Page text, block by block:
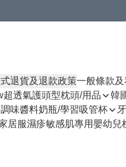
退貨及退款政策一般條款
超透氣護頭型枕頭/用品 韓
味醬料奶瓶/學習吸管杯
居服濕疹敏感肌專用嬰幼兒